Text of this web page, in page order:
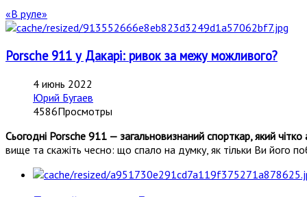
«В руле»
Porsche 911 у Дакарі: ривок за межу можливого?
4 июнь 2022
Юрий Бугаев
4586Просмотры
Сьогодні Porsche 911 — загальновизнаний спорткар, який
вище та скажіть чесно: що спало на думку, як тільки Ви його